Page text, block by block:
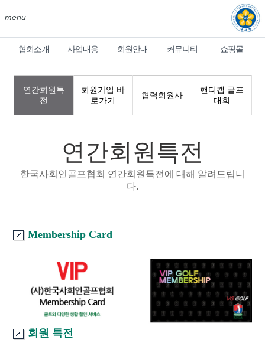
menu
협회소개 사업내용 회원안내 커뮤니티 쇼핑몰
연간회원특
전
회원가입 바
로가기
협력회원사
핸디캡 골프
대회
연간회원특전
한국사회인골프협회 연간회원특전에 대해 알려드립니
다.
Membership Card
회원 특전